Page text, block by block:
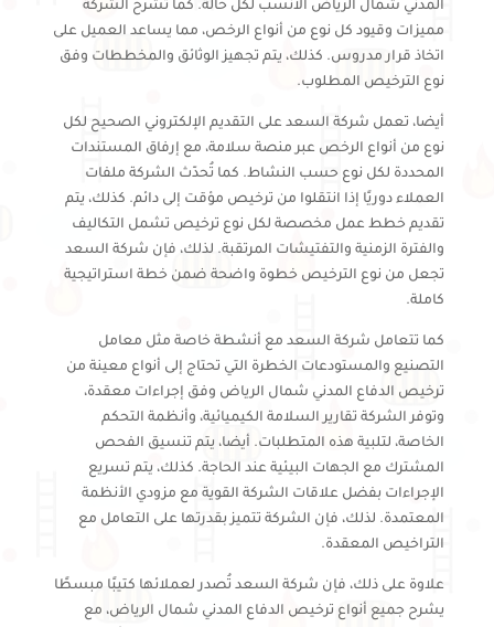
المدني شمال الرياض الأنسب لكل حالة. كما تشرح الشركة
مميزات وقيود كل نوع من أنواع الرخص، مما يساعد العميل على
اتخاذ قرار مدروس. كذلك، يتم تجهيز الوثائق والمخططات وفق
نوع الترخيص المطلوب.
أيضا، تعمل شركة السعد على التقديم الإلكتروني الصحيح لكل
نوع من أنواع الرخص عبر منصة سلامة، مع إرفاق المستندات
المحددة لكل نوع حسب النشاط. كما تُحدّث الشركة ملفات
العملاء دوريًا إذا انتقلوا من ترخيص مؤقت إلى دائم. كذلك، يتم
تقديم خطط عمل مخصصة لكل نوع ترخيص تشمل التكاليف
والفترة الزمنية والتفتيشات المرتقبة. لذلك، فإن شركة السعد
تجعل من نوع الترخيص خطوة واضحة ضمن خطة استراتيجية
كاملة.
كما تتعامل شركة السعد مع أنشطة خاصة مثل معامل
التصنيع والمستودعات الخطرة التي تحتاج إلى أنواع معينة من
ترخيص الدفاع المدني شمال الرياض وفق إجراءات معقدة،
وتوفر الشركة تقارير السلامة الكيميائية، وأنظمة التحكم
الخاصة، لتلبية هذه المتطلبات. أيضا، يتم تنسيق الفحص
المشترك مع الجهات البيئية عند الحاجة. كذلك، يتم تسريع
الإجراءات بفضل علاقات الشركة القوية مع مزودي الأنظمة
المعتمدة. لذلك، فإن الشركة تتميز بقدرتها على التعامل مع
التراخيص المعقدة.
علاوة على ذلك، فإن شركة السعد تُصدر لعملائها كتيبًا مبسطًا
يشرح جميع أنواع ترخيص الدفاع المدني شمال الرياض، مع